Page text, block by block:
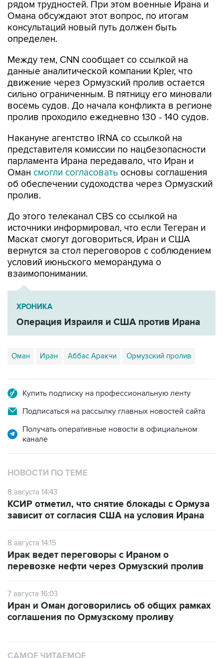
рядом трудностей. При этом военные Ирана и
Омана обсуждают этот вопрос, по итогам
консультаций новый путь должен быть
определен.
Между тем, CNN сообщает со ссылкой на
данные аналитической компании Kpler, что
движение через Ормузский пролив остается
сильно ограниченным. В пятницу его миновали
восемь судов. До начала конфликта в регионе
пролив проходило ежедневно 130 - 140 судов.
Накануне агентство IRNA со ссылкой на
представителя комиссии по нацбезопасности
парламента Ирана передавало, что Иран и
Оман смогли согласовать основы соглашения
об обеспечении судоходства через Ормузский
пролив.
До этого телеканал CBS со ссылкой на
источники информировал, что если Тегеран и
Маскат смогут договориться, Иран и США
вернутся за стол переговоров с соблюдением
условий июньского меморандума о
взаимопонимании.
ХРОНИКА
Операция Израиля и США против Ирана
Оман Иран Аббас Аракчи Ормузский пролив
Купить подписку на профессиональную ленту
Подписаться на рассылку главных новостей сайта
Получать оперативные новости в официальном
канале
НОВОСТИ ПО ТЕМЕ
8 августа 14:43
КСИР отметил, что снятие блокады с Ормуза
зависит от согласия США на условия Ирана
8 августа 14:15
Ирак ведет переговоры с Ираном о
перевозке нефти через Ормузский пролив
7 августа 16:03
Иран и Оман договорились об общих рамках
соглашения по Ормузскому проливу